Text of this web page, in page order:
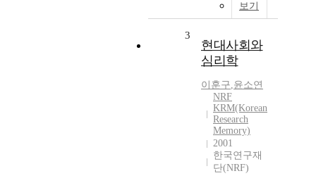
보기
3
현대사회와
심리학
이훈구,윤소연
NRF
KRM(Korean
Research
Memory)
2001
한국연구재
단(NRF)